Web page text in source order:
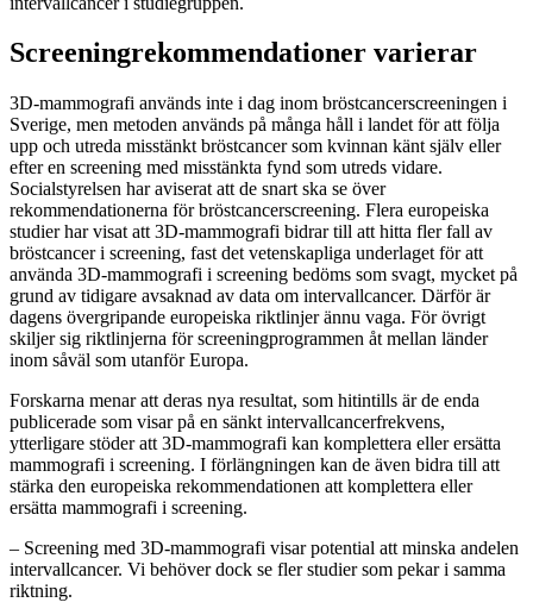
Screeningrekommendationer varierar
3D-mammografi används inte i dag inom bröstcancerscreeningen i
Sverige, men metoden används på många håll i landet för att följa
upp och utreda misstänkt bröstcancer som kvinnan känt själv eller
efter en screening med misstänkta fynd som utreds vidare.
Socialstyrelsen har aviserat att de snart ska se över
rekommendationerna för bröstcancerscreening. Flera europeiska
studier har visat att 3D‑mammografi bidrar till att hitta fler fall av
bröstcancer i screening, fast det vetenskapliga underlaget för att
använda 3D‑mammografi i screening bedöms som svagt, mycket på
grund av tidigare avsaknad av data om intervallcancer. Därför är
dagens övergripande europeiska riktlinjer ännu vaga. För övrigt
skiljer sig riktlinjerna för screeningprogrammen åt mellan länder
inom såväl som utanför Europa.
Forskarna menar att deras nya resultat, som hitintills är de enda
publicerade som visar på en sänkt intervallcancerfrekvens,
ytterligare stöder att 3D‑mammografi kan komplettera eller ersätta
mammografi i screening. I förlängningen kan de även bidra till att
stärka den europeiska rekommendationen att komplettera eller
ersätta mammografi i screening.
– Screening med 3D‑mammografi visar potential att minska andelen
intervallcancer. Vi behöver dock se fler studier som pekar i samma
riktning.